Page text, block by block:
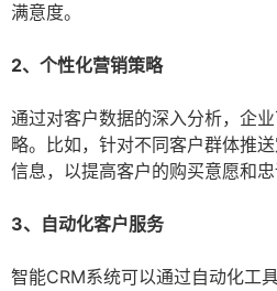
满意度。
2、个性化营销策略
通过对客户数据的深入分析，企
略。比如，针对不同客户群体推
信息，以提高客户的购买意愿和忠
3、自动化客户服务
智能CRM系统可以通过自动化工